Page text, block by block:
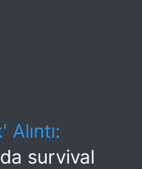
survival